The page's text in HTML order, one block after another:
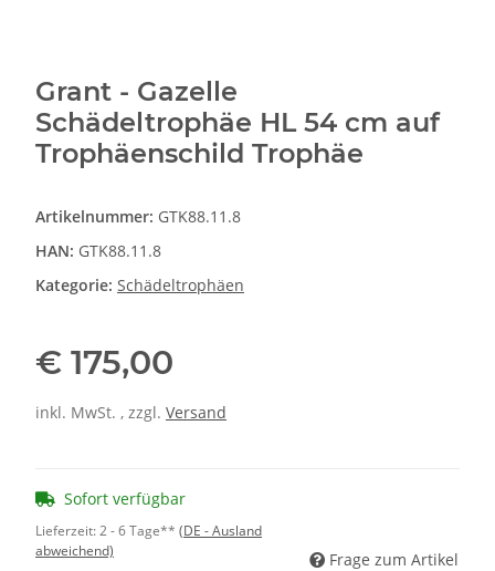
Grant - Gazelle
Schädeltrophäe HL 54 cm auf
Trophäenschild Trophäe
Artikelnummer: GTK88.11.8
HAN: GTK88.11.8
Kategorie: Schädeltrophäen
€ 175,00
inkl. MwSt. , zzgl. Versand
Sofort verfügbar
Lieferzeit:2 - 6 Tage** (DE - Ausland
abweichend)
Frage zum Artikel